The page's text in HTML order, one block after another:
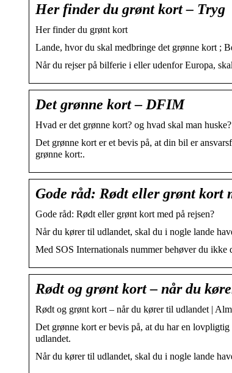
Her finder du grønt kort – Tryg
Her finder du grønt kort
Lande, hvor du skal medbringe det grønne kort ;
Når du rejser på bilferie i eller udenfor Europa,
Det grønne kort – DFIM
Hvad er det grønne kort? og hvad skal man
Det grønne kort er et bevis på, at din bil er
grønne kort:.
Gode råd: Rødt eller grønt kort
Gode råd: Rødt eller grønt kort med på rejsen?
Når du kører til udlandet, skal du i nogle lande
Med SOS Internationals nummer behøver du ikke
Rødt og grønt kort – når du
Rødt og grønt kort – når du kører til udlandet |
Det grønne kort er bevis på, at du har en
udlandet.
Når du kører til udlandet, skal du i nogle lande